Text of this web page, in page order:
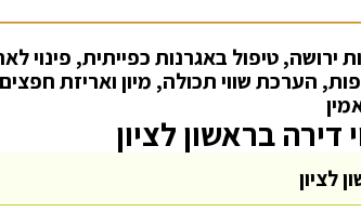
ירושה, טיפול באגרנות כפייתית, פינוי
הערכת שווי תכולה, מיון ואריזת
דירה בראשון לציון
לציון